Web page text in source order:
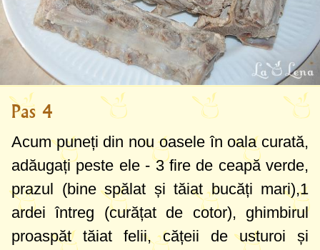
Pas 4
Acum puneți din nou oasele în oala curată,
adăugați peste ele - 3 fire de ceapă verde,
prazul (bine spălat și tăiat bucăți mari),1
ardei întreg (curățat de cotor), ghimbirul
proaspăt tăiat felii, cățeii de usturoi și